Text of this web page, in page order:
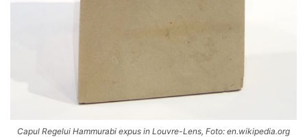
Capul Regelui Hammurabi expus in Louvre-Lens, Foto: en.wikipedia.org